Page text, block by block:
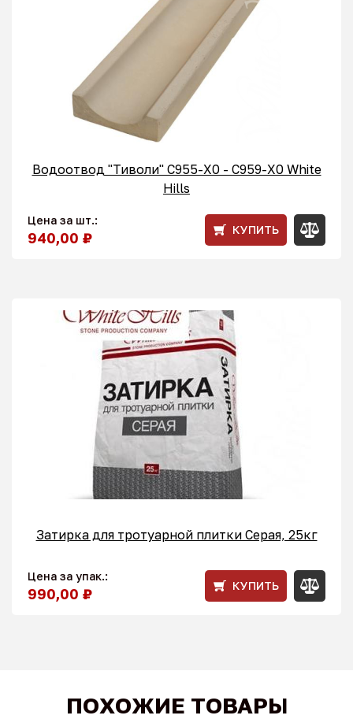
Водоотвод "Тиволи" С955-X0 - C959-X0 White
Hills
Цена за шт.:
940,00 ₽ КУПИТЬ
Затирка для тротуарной плитки Серая, 25кг
Цена за упак.:
990,00 ₽ КУПИТЬ
ПОХОЖИЕ ТОВАРЫ